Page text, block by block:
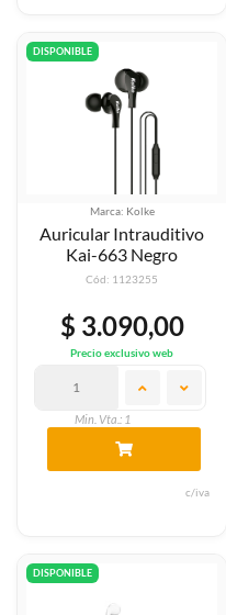
DISPONIBLE
Marca: Kolke
Auricular Intrauditivo
Kai-663 Negro
Cód: 1123255
$ 3.090,00
Precio exclusivo web
Min. Vta.: 1
c/iva
DISPONIBLE